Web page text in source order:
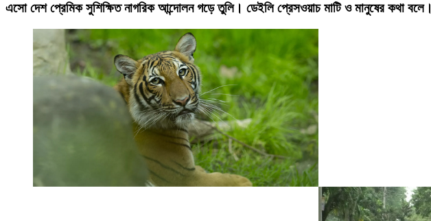
এসো দেশ প্রেমিক সুশিক্ষিত নাগরিক আন্দোলন গড়ে তুলি। ডেইলি প্রেসওয়াচ মাটি ও মানুষের কথা বলে।